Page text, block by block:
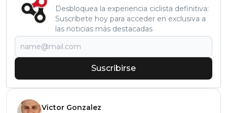
Desbloquea la experiencia ciclista definitiva:
Suscríbete hoy para acceder en exclusiva a
las noticias más destacadas
Suscribirse
Victor Gonzalez